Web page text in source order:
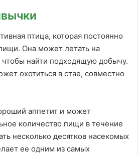
птица, которая постоянно
Она может летать на
найти подходящую добычу.
охотиться в стае, совместно
аппетит и может
количество пищи в течение
несколько десятков насекомых
ее одним из самых